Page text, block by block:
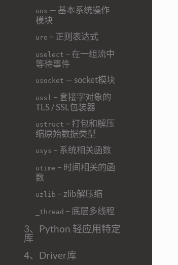
uos — 基本系统操作
模块
ure – 正则表达式
uselect – 在一组流中
等待事件
usocket — socket模块
ussl – 套接字对象的
TLS / SSL包装器
ustruct – 打包和解压
缩原始数据类型
usys – 系统相关函数
utime – 时间相关的函
数
uzlib – zlib解压缩
_thread – 底层多线程
3、Python 轻应用特定
库
4、Driver库